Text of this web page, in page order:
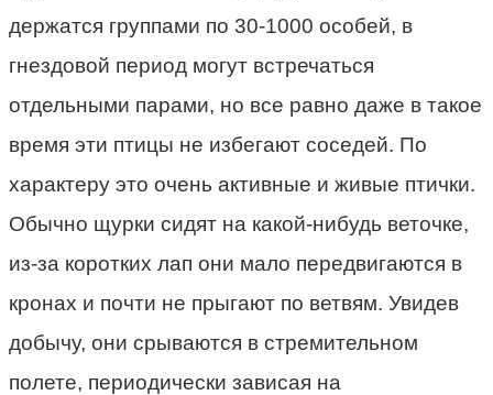
держатся группами по 30-1000 особей, в
гнездовой период могут встречаться
отдельными парами, но все равно даже в такое
время эти птицы не избегают соседей. По
характеру это очень активные и живые птички.
Обычно щурки сидят на какой-нибудь веточке,
из-за коротких лап они мало передвигаются в
кронах и почти не прыгают по ветвям. Увидев
добычу, они срываются в стремительном
полете, периодически зависая на